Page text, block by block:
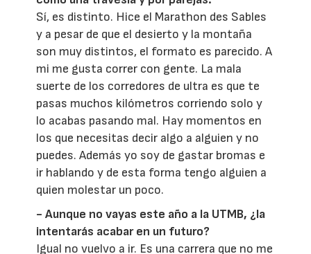
Sí, es distinto. Hice el Marathon des Sables
y a pesar de que el desierto y la montaña
son muy distintos, el formato es parecido. A
mi me gusta correr con gente. La mala
suerte de los corredores de ultra es que te
pasas muchos kilómetros corriendo solo y
lo acabas pasando mal. Hay momentos en
los que necesitas decir algo a alguien y no
puedes. Además yo soy de gastar bromas e
ir hablando y de esta forma tengo alguien a
quien molestar un poco.
- Aunque no vayas este año a la UTMB, ¿la
intentarás acabar en un futuro?
Igual no vuelvo a ir. Es una carrera que no me